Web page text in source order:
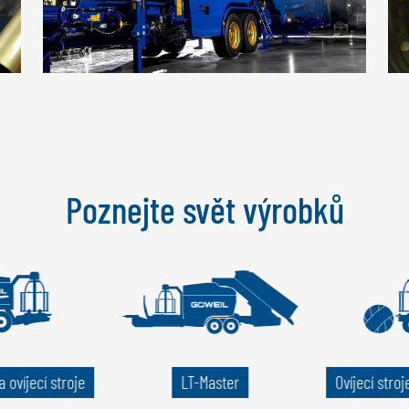
Poznejte svět výrobků
ovíjecí stroje LT-Master Ovíjecí